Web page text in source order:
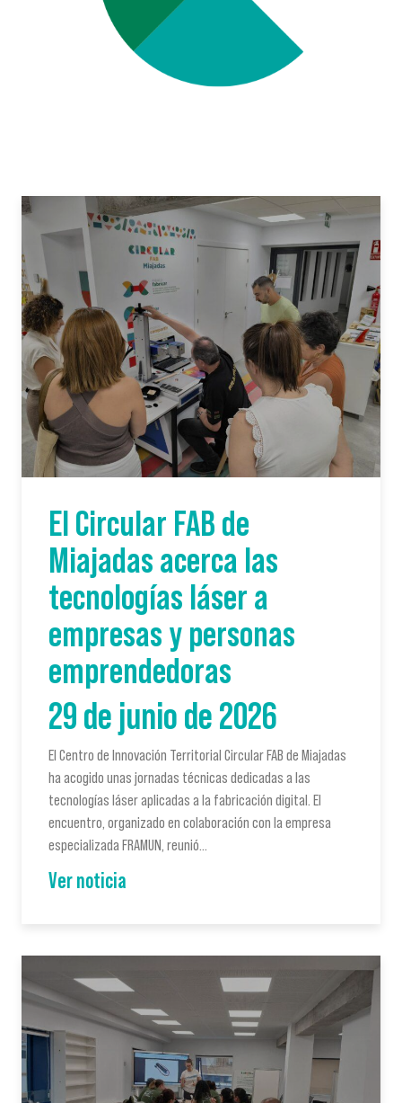
El Circular FAB de
Miajadas acerca las
tecnologías láser a
empresas y personas
emprendedoras
29 de junio de 2026
El Centro de Innovación Territorial Circular FAB de Miajadas
ha acogido unas jornadas técnicas dedicadas a las
tecnologías láser aplicadas a la fabricación digital. El
encuentro, organizado en colaboración con la empresa
especializada FRAMUN, reunió…
Ver noticia